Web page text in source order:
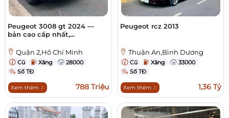
Peugeot 3008 gt 2024 —
bản cao cấp nhất,...
Quận 2,Hồ Chí Minh
Cũ Xăng
28000
Số TĐ
Xem thêm 788 Triệu
Peugeot rcz 2013
Thuận An,Bình Dương
Cũ Xăng
33000
Số TĐ
Xem thêm 1,36 Tỷ